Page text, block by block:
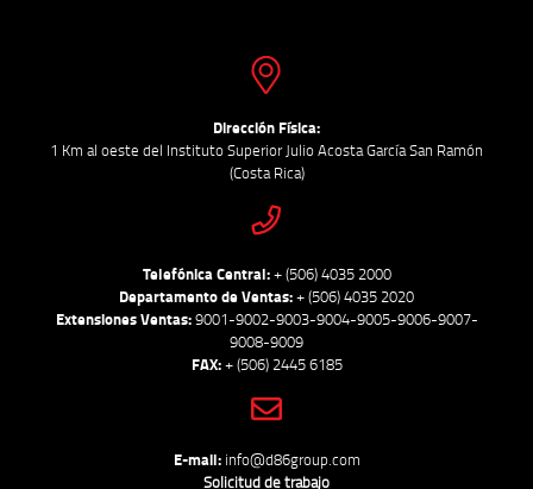
Dirección Física:
1 Km al oeste del Instituto Superior Julio Acosta García San Ramón
(Costa Rica)
Telefónica Central:+ (506) 4035 2000
Departamento de Ventas:+ (506) 4035 2020
Extensiones Ventas:9001-9002-9003-9004-9005-9006-9007-
9008-9009
FAX:+ (506) 2445 6185
E-mail: info@d86group.com
Solicitud de trabajo